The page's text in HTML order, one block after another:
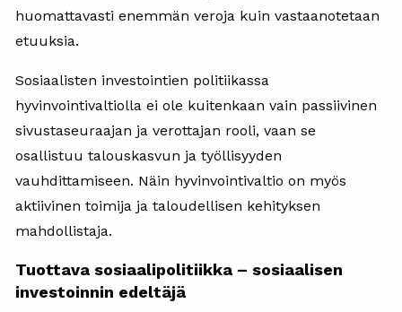
huomattavasti enemmän veroja kuin vastaanotetaan
etuuksia.
Sosiaalisten investointien politiikassa
hyvinvointivaltiolla ei ole kuitenkaan vain passiivinen
sivustaseuraajan ja verottajan rooli, vaan se
osallistuu talouskasvun ja työllisyyden
vauhdittamiseen. Näin hyvinvointivaltio on myös
aktiivinen toimija ja taloudellisen kehityksen
mahdollistaja.
Tuottava sosiaalipolitiikka – sosiaalisen
investoinnin edeltäjä